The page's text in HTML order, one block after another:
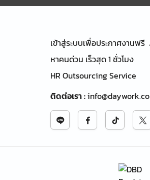
เข้าสู่ระบบเพื่อประกาศงานฟรี
หาคนด่วน เร็วสุด 1 ชั่วโมง
HR Outsourcing Service
ติดต่อเรา:info@daywork.co